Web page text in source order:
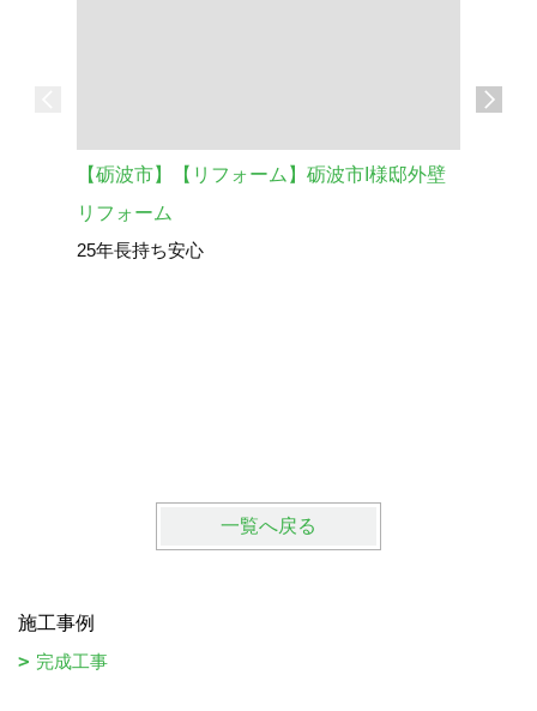
【砺波市】【リフォーム】砺波市I様邸外壁
リフォーム
25年長持ち安心
一覧へ戻る
施工事例
完成工事